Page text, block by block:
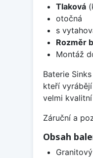
Tlaková
otočná
s
Rozměr
Montáž
Baterie
kteří
velmi
Záruční a
Obsah